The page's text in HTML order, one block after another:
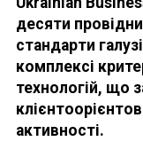
десяти
стандарти
комплексі
технологій, що
активності.